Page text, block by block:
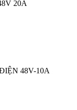
20A
48V-10A